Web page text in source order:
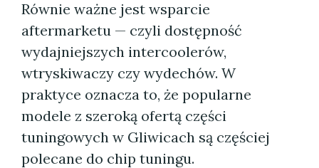
Równie ważne jest wsparcie
aftermarketu — czyli dostępność
wydajniejszych intercoolerów,
wtryskiwaczy czy wydechów. W
praktyce oznacza to, że popularne
modele z szeroką ofertą części
tuningowych w Gliwicach są częściej
polecane do chip tuningu.